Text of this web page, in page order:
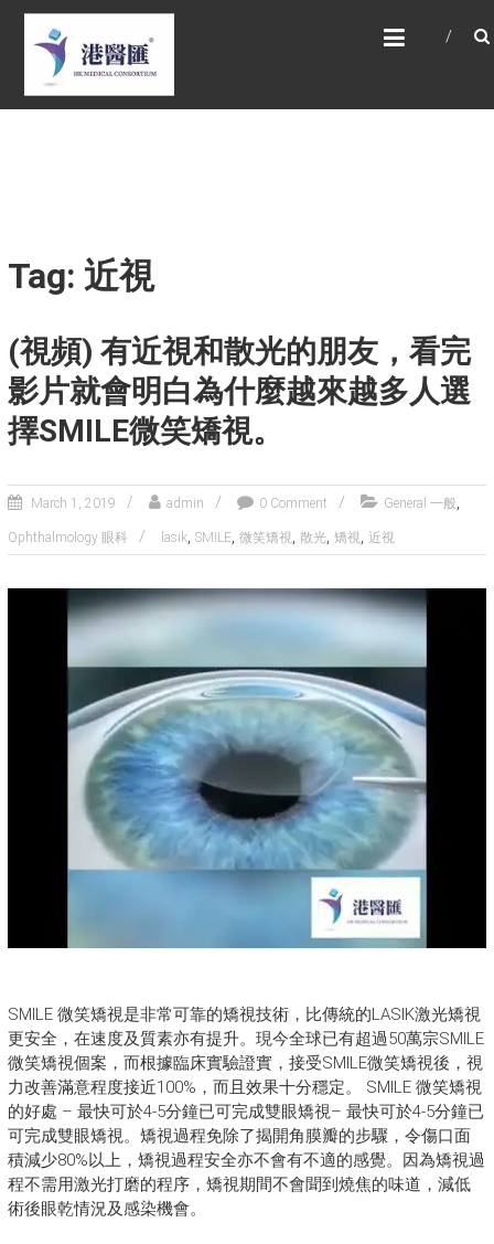
Skip
content
HONG KONG MEDICAL
CONSORTIUM LIMITED 港
醫匯
HEALTH CARE 醫健服務, GENERAL PRACTICE
Tag: 近視
(視頻) 有近視和散光的朋友，看完
影片就會明白為什麼越來越多人選
擇SMILE微笑矯視。
March 1, 2019 admin 0 Comment General 一般
Ophthalmology 眼科 lasik, SMILE, 微笑矯視 散光, 矯視 近視
SMILE 微笑矯視是非常可靠的矯視技術，比傳統的LASIK激光矯視
更安全，在速度及質素亦有提升。現今全球已有超過50萬宗SMILE
微笑矯視個案，而根據臨床實驗證實，接受SMILE微笑矯視後，視
力改善滿意程度接近100%，而且效果十分穩定。 SMILE 微笑矯視
的好處 – 最快可於4-5分鐘已可完成雙眼矯視– 最快可於4-5分鐘已
可完成雙眼矯視。矯視過程免除了揭開角膜瓣的步驟，令傷口面
積減少80%以上，矯視過程安全亦不會有不適的感覺。因為矯視過
程不需用激光打磨的程序，矯視期間不會聞到燒焦的味道，減低
術後眼乾情況及感染機會。